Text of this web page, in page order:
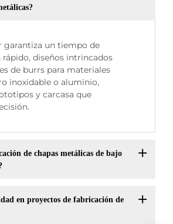
garantiza un tiempo de
diseños intrincados
de burrs para materiales
inoxidable o aluminio,
y carcasa que
de chapas metálicas de bajo
en proyectos de fabricación de